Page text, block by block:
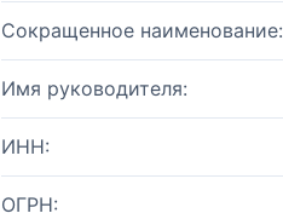
Сокращенное наименование:
Имя руководителя:
ИНН:
ОГРН: